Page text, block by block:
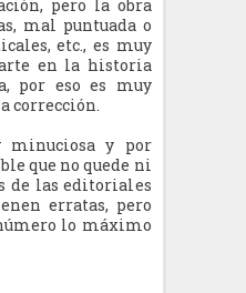
pero la obra
mal puntuada o
etc., es muy
en la historia
por eso es muy
corrección.
minuciosa y por
que no quede ni
de las editoriales
erratas, pero
lo máximo